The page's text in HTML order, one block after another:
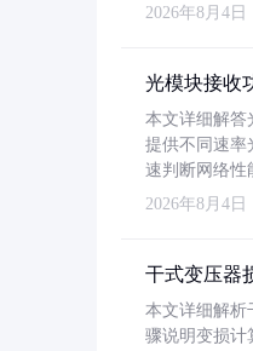
2026年8月4日
光模块接收
本文详细解答
提供不同速率
速判断网络性
2026年8月4日
干式变压器
本文详细解析
骤说明变损计